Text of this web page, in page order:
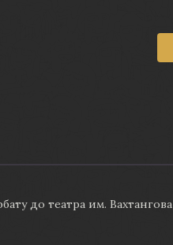
до театра им. Вахтангова